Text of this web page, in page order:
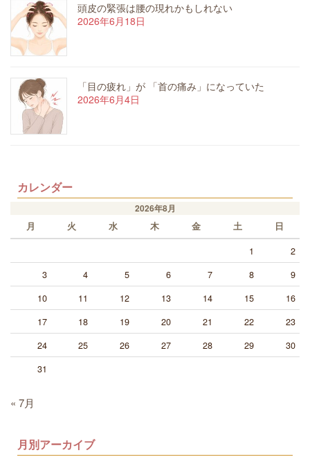
頭皮の緊張は腰の現れかもしれない
2026年6月18日
「目の疲れ」が 「首の痛み」になっていた
2026年6月4日
カレンダー
2026年8月
月
火 水 木 金 土 日
1
2
3
4 5 6 7 8
9
10
11 12 13 14 15
16
17
18 19 20 21 22
23
24
25 26 27 28 29
30
31
« 7月
月別アーカイブ